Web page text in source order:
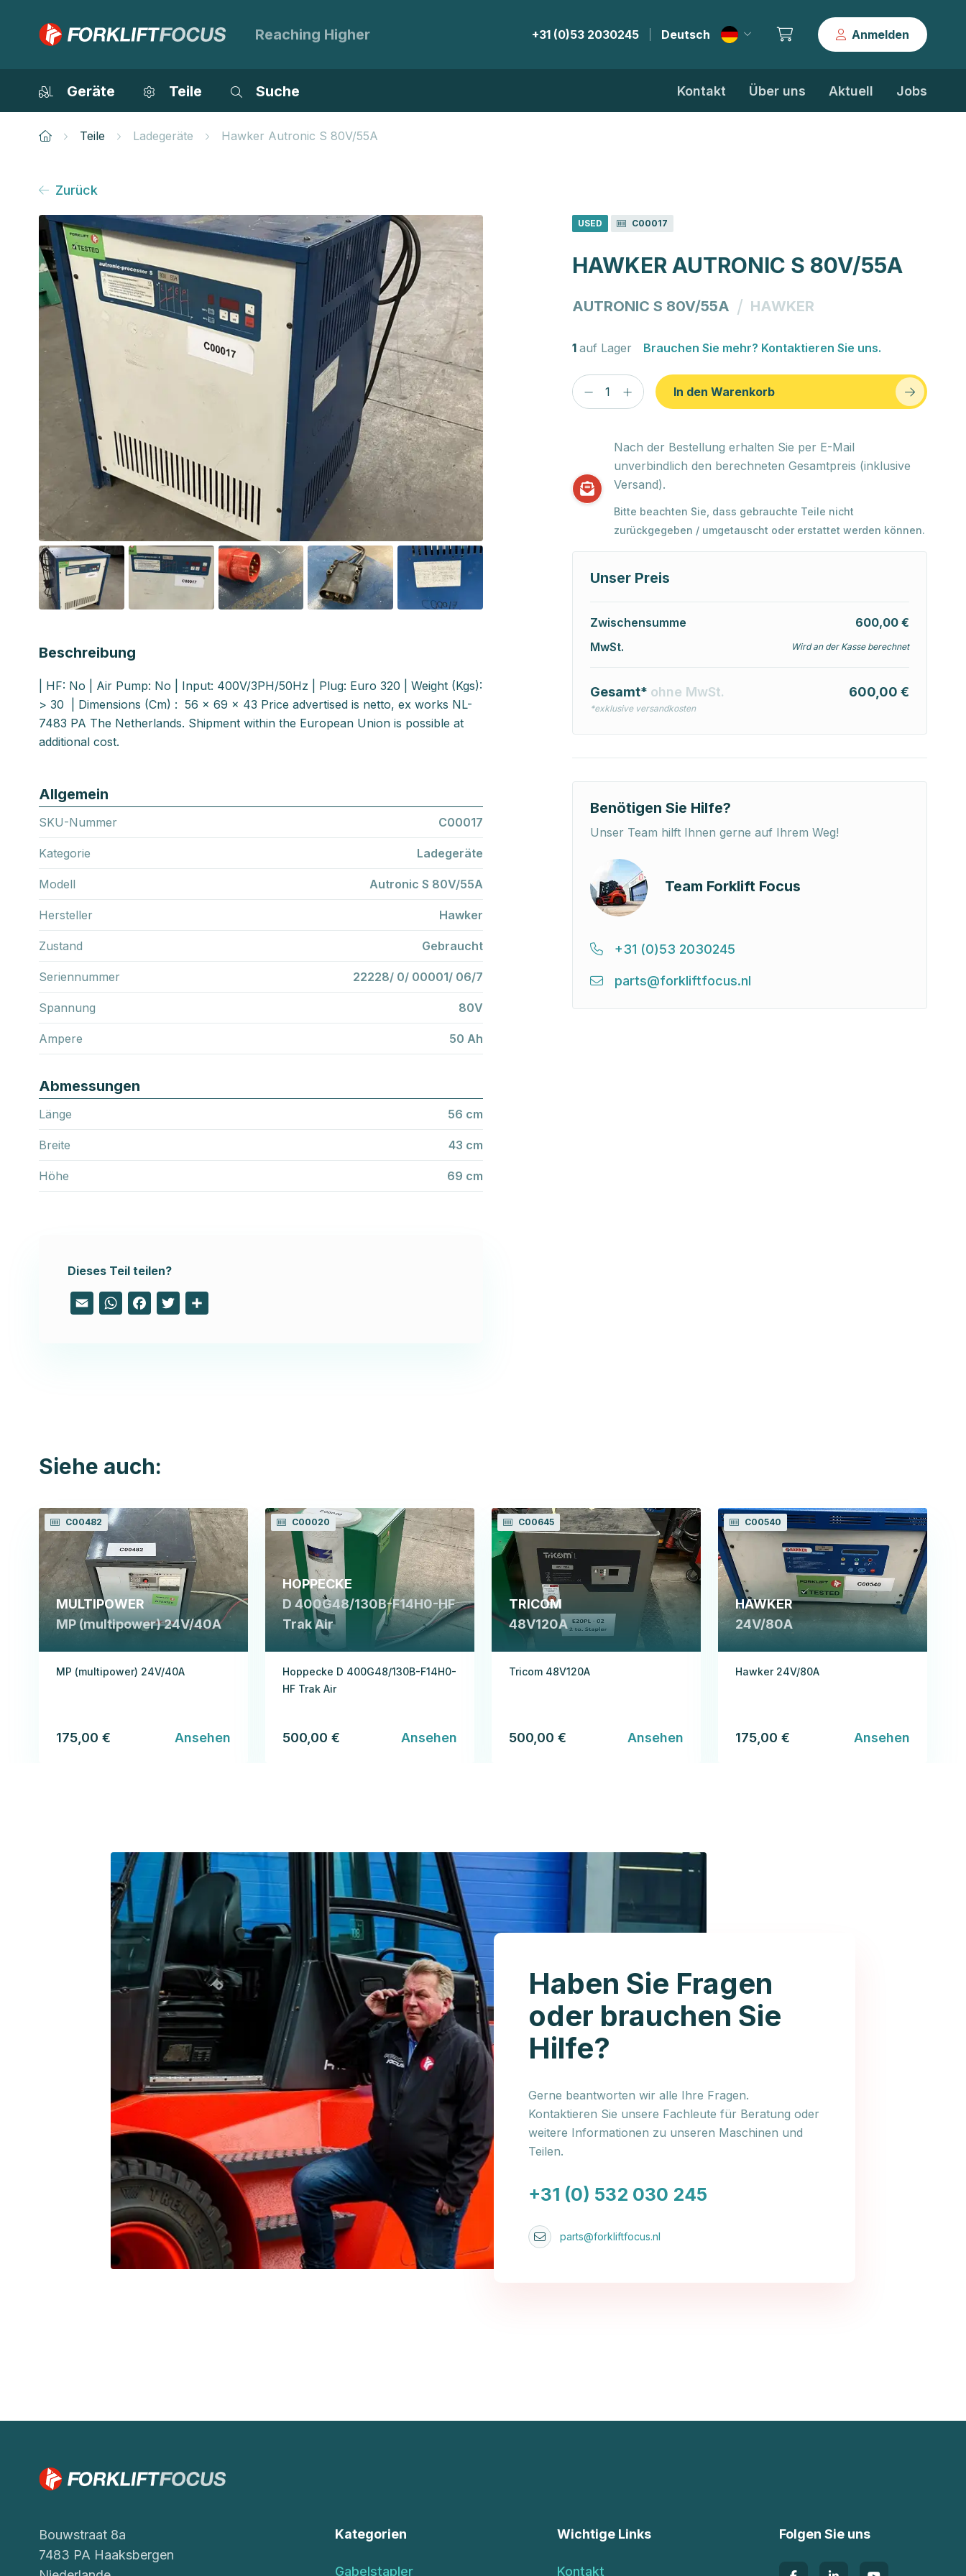
Reaching Higher +31 (0)53 2030245 | Deutsch Anmelden
Geräte Teile Suche Kontakt Über uns Aktuell Jobs
Teile Ladegeräte Hawker Autronic S 80V/55A
Zurück
USED C00017
HAWKER AUTRONIC S 80V/55A
AUTRONIC S 80V/55A / HAWKER
1 auf Lager Brauchen Sie mehr? Kontaktieren Sie uns.
In den Warenkorb
Nach der Bestellung erhalten Sie per E-Mail
unverbindlich den berechneten Gesamtpreis (inklusive
Versand).
Bitte beachten Sie, dass gebrauchte Teile nicht
zurückgegeben / umgetauscht oder erstattet werden können.
Unser Preis
Zwischensumme
600,00 €
MwSt.
Wird an der Kasse berechnet
Gesamt* ohne MwSt.
*exklusive versandkosten
600,00 €
Benötigen Sie Hilfe?
Unser Team hilft Ihnen gerne auf Ihrem Weg!
Team Forklift Focus
+31 (0)53 2030245
parts@forkliftfocus.nl
Beschreibung
| HF: No | Air Pump: No | Input: 400V/3PH/50Hz | Plug: Euro 320 | Weight (Kgs):
> 30 | Dimensions (Cm) : 56 x 69 x 43 Price advertised is netto, ex works NL-
7483 PA The Netherlands. Shipment within the European Union is possible at
additional cost.
Allgemein
SKU-Nummer C00017
Kategorie Ladegeräte
Modell Autronic S 80V/55A
Hersteller Hawker
Zustand Gebraucht
Seriennummer 22228/ 0/ 00001/ 06/7
Spannung 80V
Ampere 50 Ah
Abmessungen
Länge 56 cm
Breite 43 cm
Höhe 69 cm
Dieses Teil teilen?
Email WhatsApp
FacebookTwitter
Siehe auch:
C00482
MULTIPOWER
MP (multipower) 24V/40A
MP (multipower) 24V/40A
175,00 € Ansehen
C00020
HOPPECKE
D 400G48/130B-F14H0-HF
Trak Air
Hoppecke D 400G48/130B-F14H0-
HF Trak Air
500,00 € Ansehen
C00645
TRICOM
48V120A
Tricom 48V120A
500,00 € Ansehen
C00540
HAWKER
24V/80A
Hawker 24V/80A
175,00 € Ansehen
Haben Sie Fragen
oder brauchen Sie
Hilfe?
Gerne beantworten wir alle Ihre Fragen.
Kontaktieren Sie unsere Fachleute für Beratung oder
weitere Informationen zu unseren Maschinen und
Teilen.
+31 (0) 532 030 245
parts@forkliftfocus.nl
Bouwstraat 8a
7483 PA Haaksbergen
Kategorien
Gabelstapler
Wichtige Links
Kontakt
Folgen Sie uns